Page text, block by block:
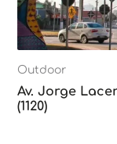
Outdoor
Av. Jorge
(1120)